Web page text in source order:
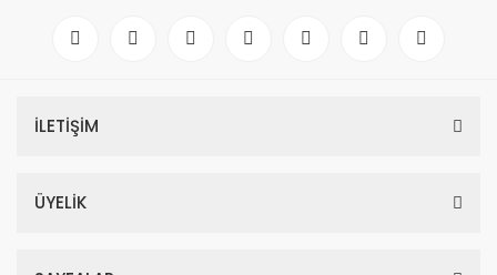
İLETİŞİM
ÜYELİK